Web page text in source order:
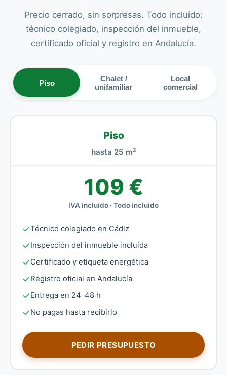
Precio cerrado, sin sorpresas. Todo incluido:
técnico colegiado, inspección del inmueble,
certificado oficial y registro en Andalucía.
Piso
Chalet /
unifamiliar
Local
comercial
Piso
hasta 25 m²
109 €
IVA incluido · Todo incluido
Técnico colegiado en Cádiz
Inspección del inmueble incluida
Certificado y etiqueta energética
Registro oficial en Andalucía
Entrega en 24-48 h
No pagas hasta recibirlo
PEDIR PRESUPUESTO